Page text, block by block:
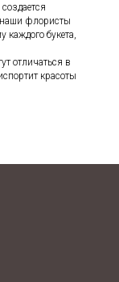
флористы
каждого букета,
отличаться в
красоты